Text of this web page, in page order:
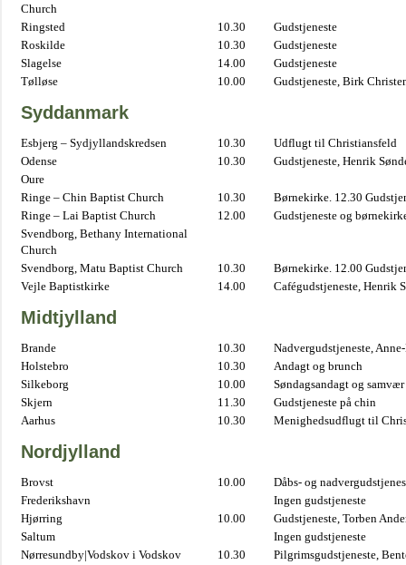
Church
Ringsted 10.30
Gudstjeneste
Roskilde
10.30
Gudstjeneste
Slagelse
14.00
Gudstjeneste
Tølløse
10.00 Gudstjeneste, Birk
Syddanmark
Esbjerg – Sydjyllandskredsen 10.30
Udflugt til Christiansfeld
Odense
10.30
Gudstjeneste, Henrik
Oure
Ringe – Chin Baptist Church
10.30
Børnekirke. 12.30
Ringe – Lai Baptist Church
12.00
Gudstjeneste og
Svendborg, Bethany International
Church
Svendborg, Matu Baptist Church
10.30
Børnekirke. 12.00
Vejle Baptistkirke
14.00 Cafégudstjeneste, Henrik
Midtjylland
Brande 10.30
Nadvergudstjeneste,
Holstebro
10.30
Andagt og brunch
Silkeborg
10.00
Søndagsandagt og samvær
Skjern
11.30
Gudstjeneste på chin
Aarhus
10.30 Menighedsudflugt til
Nordjylland
Brovst 10.00
Dåbs- og
Frederikshavn
Ingen gudstjeneste
Hjørring
10.00
Gudstjeneste, Torben
Saltum
Ingen gudstjeneste
Nørresundby|Vodskov i Vodskov
10.30
Pilgrimsgudstjeneste,